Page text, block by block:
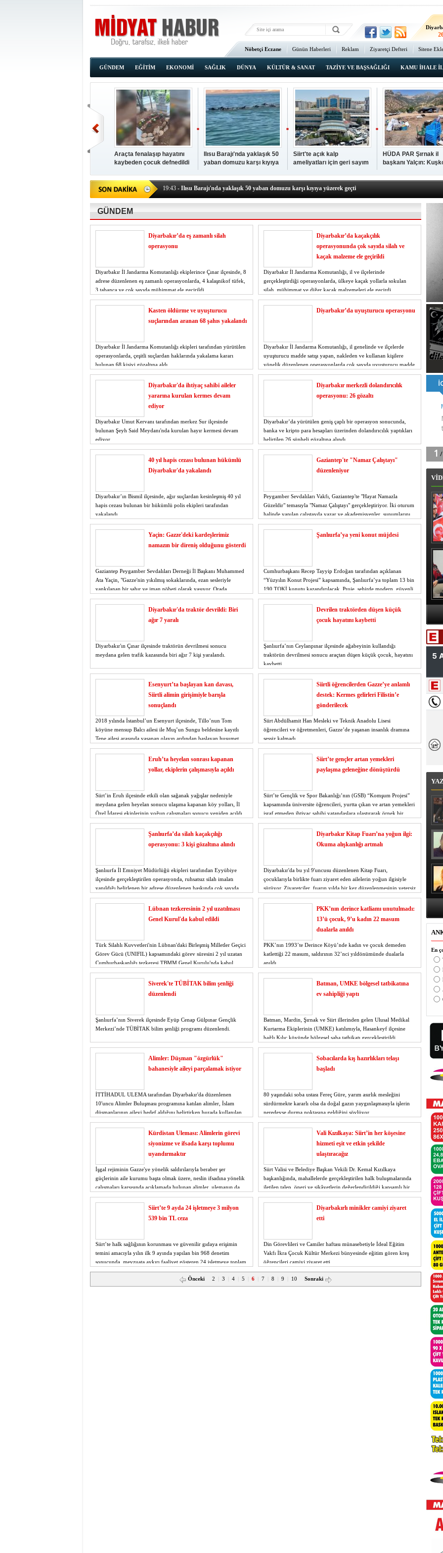
Nöbetçi Eczane Günün Haberleri Reklam Ziyaretçi Defteri
Sitene
Ana Sayfa
GÜNDEM
EĞİTİM EKONOMİ SAĞLIK DÜNYA KÜLTÜR & SANAT TAZİYE VE BAŞSAĞLIĞI KAMU İHALE
Araçta fenalaşıp hayatını
kaybeden çocuk defnedildi
Ilısu Barajı'nda yaklaşık 50
yaban domuzu karşı kıyıya
Siirt'te açık kalp
ameliyatları için geri sayım
HÜDA PAR Şırnak il
başkanı Yalçın:
dönmek istiyor
- OKUMAK İÇİN TIKLAYIN
19:43 - Ilısu Barajı'nda yaklaşık 50 yaban domuzu karşı kıyıya yüzerek geçti
19:42- Hacıoğlu: UMKE ekipleri bilgi, cesaret ve fedakârlıklarıyla hayat kurtarıyor
19:08- HÜDA PAR Şırnak il başkanı Yalçın: Kuşkonar Köyü sakinleri, köylerine dönmek
- Öter: Maneviyatı ve ahlaki yapıyı bozan en büyük olumsuzluklardan biri de sanal
- MARSU, Kabala Mahallesi'nin Yaklaşık 40 Yıllık Ana İsale Hattını Yeniliyor
18:14
- Mardin’de yangına müdahale eden itfaiye aracının altında kalan itfaiye eri öldü
13:13- Başkan Genç, Şırnak'ta dönel kavşak çağrısını yineledi
13:07- Bakan Memişoğlu: 500 yataklı hastanemizi 2027'nin ikinci yarısında hizmete açacağız
13:06 - Bitlis'te bir kişinin hayatını kaybettiği husumet barışla son buldu
13:03- Batman Üniversitesinin 2026 YKS kontenjanı 2 bin 737'ye yükseldi
GÜNDEM
Diyarbakır’da eş zamanlı silah
operasyonu
Diyarbakır İl Jandarma Komutanlığı ekiplerince Çınar ilçesinde, 8
adrese düzenlenen eş zamanlı operasyonlarda, 4 kalaşnikof tüfek,
3 tabanca ve çok sayıda mühimmat ele geçirildi.
Diyarbakır’da kaçakçılık
operasyonunda çok sayıda silah ve
kaçak malzeme ele geçirildi
Diyarbakır İl Jandarma Komutanlığı, il ve ilçelerinde
gerçekleştirdiği operasyonlarda, ülkeye kaçak yollarla sokulan
silah, mühimmat ve diğer kaçak malzemeleri ele geçirdi.
Kasten öldürme ve uyuşturucu
suçlarından aranan 68 şahıs yakalandı
Diyarbakır İl Jandarma Komutanlığı ekipleri tarafından yürütülen
operasyonlarda, çeşitli suçlardan haklarında yakalama kararı
bulunan 68 kişiyi gözaltına aldı.
Diyarbakır’da uyuşturucu operasyonu
Diyarbakır İl Jandarma Komutanlığı, il genelinde ve ilçelerde
uyuşturucu madde satışı yapan, nakleden ve kullanan kişilere
yönelik düzenlenen operasyonlarda çok sayıda uyuşturucu madde
ele geçirdi.
Diyarbakır'da ihtiyaç sahibi aileler
yararına kurulan kermes devam
ediyor
Diyarbakır Umut Kervanı tarafından merkez Sur ilçesinde
bulunan Şeyh Said Meydanı'nda kurulan hayır kermesi devam
ediyor
Diyarbakır merkezli dolandırıcılık
operasyonu: 26 gözaltı
Diyarbakır’da yürütülen geniş çaplı bir operasyon sonucunda,
banka ve kripto para hesapları üzerinden dolandırıcılık yaptıkları
belirtilen 26 şüpheli gözaltına alındı.
40 yıl hapis cezası bulunan hükümlü
Diyarbakır'da yakalandı
Diyarbakır’ın Bismil ilçesinde, ağır suçlardan kesinleşmiş 40 yıl
hapis cezası bulunan bir hükümlü polis ekipleri tarafından
yakalandı.
Gaziantep'te "Namaz Çalıştayı"
düzenleniyor
Peygamber Sevdalıları Vakfı, Gaziantep'te "Hayat Namazla
Güzeldir" temasıyla "Namaz Çalıştayı" gerçekleştiriyor. İki oturum
halinde yapılan çalıştayda yazar ve akademisyenler, sunumlarını
yapacak.
Yaçin: Gazze'deki kardeşlerimiz
namazın bir direniş olduğunu gösterdi
Gaziantep Peygamber Sevdalıları Derneği İl Başkanı Muhammed
Ata Yaçin, "Gazze'nin yıkılmış sokaklarında, ezan sesleriyle
yankılanan bir sabır ve iman nöbeti olarak yaşıyor. Orada,
bombaların altında bile namazını terk etmeyen kardeşlerimiz,
Şanlıurfa’ya yeni konut müjdesi
Cumhurbaşkanı Recep Tayyip Erdoğan tarafından açıklanan
“Yüzyılın Konut Projesi” kapsamında, Şanlıurfa’ya toplam 13 bin
190 TOKİ konutu kazandırılacak. Proje, şehirde modern, güvenli
ve yaşanabilir konutların artırılmasını hedefliyor.
Diyarbakır'da traktör devrildi: Biri
ağır 7 yaralı
Diyarbakır'ın Çınar ilçesinde traktörün devrilmesi sonucu
meydana gelen trafik kazasında biri ağır 7 kişi yaralandı.
Devrilen traktörden düşen küçük
çocuk hayatını kaybetti
Şanlıurfa’nın Ceylanpınar ilçesinde ağabeyinin kullandığı
traktörün devrilmesi sonucu araçtan düşen küçük çocuk, hayatını
kaybetti.
Esenyurt’ta başlayan kan davası,
Siirtli alimin girişimiyle barışla
sonuçlandı
2018 yılında İstanbul’un Esenyurt ilçesinde, Tillo’nun Tom
köyüne mensup Balcı ailesi ile Muş’un Sungu beldesine kayıtlı
Tepe ailesi arasında yaşanan olayın ardından başlayan husumet,
yıllar sonra barışla sonuçlandı.
Siirtli öğrencilerden Gazze’ye anlamlı
destek: Kermes gelirleri Filistin’e
gönderilecek
Siirt Abdülhamit Han Mesleki ve Teknik Anadolu Lisesi
öğrencileri ve öğretmenleri, Gazze’de yaşanan insanlık dramına
sessiz kalmadı.
Eruh’ta heyelan sonrası kapanan
yollar, ekiplerin çalışmasıyla açıldı
Siirt’in Eruh ilçesinde etkili olan sağanak yağışlar nedeniyle
meydana gelen heyelan sonucu ulaşıma kapanan köy yolları, İl
Özel İdaresi ekiplerinin yoğun çalışmaları sonucu yeniden açıldı.
Siirt’te gençler artan yemekleri
paylaşma geleneğine dönüştürdü
Siirt’te Gençlik ve Spor Bakanlığı’nın (GSB) “Komşum Projesi”
kapsamında üniversite öğrencileri, yurtta çıkan ve artan yemekleri
israf etmeden ihtiyaç sahibi vatandaşlara ulaştırarak örnek bir
dayanışma sergiliyor.
Şanlıurfa’da silah kaçakçılığı
operasyonu: 3 kişi gözaltına alındı
Şanlıurfa İl Emniyet Müdürlüğü ekipleri tarafından Eyyübiye
ilçesinde gerçekleştirilen operasyonda, ruhsatsız silah imalatı
yapıldığı belirlenen bir adrese düzenlenen baskında çok sayıda
tabanca, şarjör ve silah parçası ele geçirildi. Olayla ilgili 3 şüph
Diyarbakır Kitap Fuarı’na yoğun ilgi:
Okuma alışkanlığı artmalı
Diyarbakır'da bu yıl 9'uncusu düzenlenen Kitap Fuarı,
çocuklarıyla birlikte fuarı ziyaret eden ailelerin yoğun ilgisiyle
sürüyor. Ziyaretçiler, fuarın yılda bir kez düzenlenmesinin yetersiz
olduğunu belirterek okuma kültürünün geliştirilmesi gerektiğine d
Lübnan tezkeresinin 2 yıl uzatılması
Genel Kurul'da kabul edildi
Türk Silahlı Kuvvetleri'nin Lübnan'daki Birleşmiş Milletler Geçici
Görev Gücü (UNIFIL) kapsamındaki görev süresini 2 yıl uzatan
Cumhurbaşkanlığı tezkeresi TBMM Genel Kurulu'nda kabul
edildi.
PKK’nın derince katliamı unutulmadı:
13’ü çocuk, 9’u kadın 22 masum
dualarla anıldı
PKK’nın 1993’te Derince Köyü’nde kadın ve çocuk demeden
katlettiği 22 masum, saldırının 32’nci yıldönümünde dualarla
anıldı.
Siverek'te TÜBİTAK bilim şenliği
düzenlendi
Şanlıurfa’nın Siverek ilçesinde Eyüp Cenap Gülpınar Gençlik
Merkezi’nde TÜBİTAK bilim şenliği programı düzenlendi.
Batman, UMKE bölgesel tatbikatına
ev sahipliği yaptı
Batman, Mardin, Şırnak ve Siirt illerinden gelen Ulusal Medikal
Kurtarma Ekiplerinin (UMKE) katılımıyla, Hasankeyf ilçesine
bağlı Kılıç köyünde bölgesel saha tatbikatı gerçekleştirildi.
Alimler: Düşman "özgürlük"
bahanesiyle aileyi parçalamak istiyor
İTTİHADUL ULEMA tarafından Diyarbakır'da düzenlenen
10'uncu Alimler Buluşması programına katılan alimler, İslam
düşmanlarının aileyi hedef aldığını belirtirken burada kullanılan
ortak argümanın "özgürlük" olduğuna dikkat çekti.
Sobacılarda kış hazırlıkları telaşı
başladı
80 yaşındaki soba ustası Fereç Güre, yarım asırlık mesleğini
sürdürmekte kararlı olsa da doğal gazın yaygınlaşmasıyla işlerin
neredeyse durma noktasına geldiğini söylüyor.
Kürdistan Uleması: Alimlerin görevi
siyonizme ve ifsada karşı toplumu
uyandırmaktır
İşgal rejiminin Gazze'ye yönelik saldırılarıyla beraber şer
güçlerinin aile kurumu başta olmak üzere, neslin ifsadına yönelik
çalışmaları karşısında açıklamada bulunan alimler, ulemanın da
halkı bilinçlendirme noktasında sorumluluklarının olduğunu
Vali Kızılkaya: Siirt’in her köşesine
hizmeti eşit ve etkin şekilde
ulaştıracağız
Siirt Valisi ve Belediye Başkan Vekili Dr. Kemal Kızılkaya
başkanlığında, mahallelerde gerçekleştirilen halk buluşmalarında
iletilen talep, öneri ve şikâyetlerin değerlendirildiği kapsamlı bir
toplantı yapıldı.
Siirt’te 9 ayda 24 işletmeye 3 milyon
539 bin TL ceza
Siirt’te halk sağlığının korunması ve güvenilir gıdaya erişimin
temini amacıyla yılın ilk 9 ayında yapılan bin 968 denetim
sonucunda, mevzuata aykırı faaliyet gösteren 24 işletmeye toplam
3 milyon 539 bin TL idari para cezası uygulandı.
Diyarbakırlı minikler camiyi ziyaret
etti
Din Görevlileri ve Camiler haftası münasebetiyle İdeal Eğitim
Vakfı İkra Çocuk Kültür Merkezi bünyesinde eğitim gören kreş
öğrencileri camiyi ziyaret etti.
Önceki 2 3 4 5 6 7 8 9 10 Sonraki
En